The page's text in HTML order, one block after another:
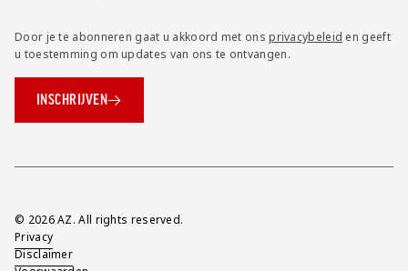
Door je te abonneren gaat u akkoord met onsprivacybeleid en geeft
u toestemming om updates van ons te ontvangen.
INSCHRIJVEN
Overig
© 2026 AZ. All rights reserved.
Privacy
Disclaimer